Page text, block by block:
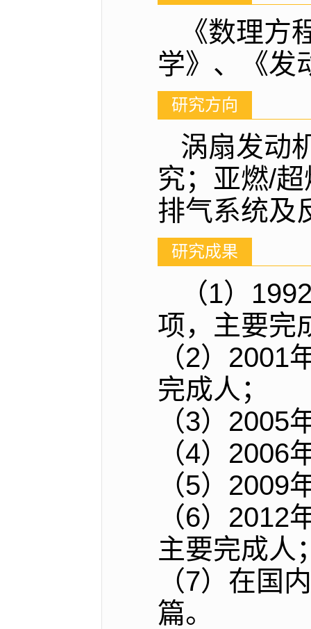
《数理
学》、《发
研究方向
涡扇发动
究；亚燃/
排气系统及
研究成果
（1）
项，主要完
（2）2001
完成人；
（3）2005
（4）2006
（5）2009
（6）2012
主要完成人
（7）在国
篇。